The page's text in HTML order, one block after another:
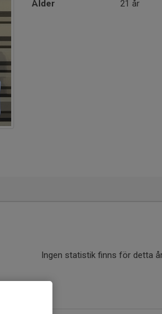
Ålder
21 år
Ingen statistik finns för detta